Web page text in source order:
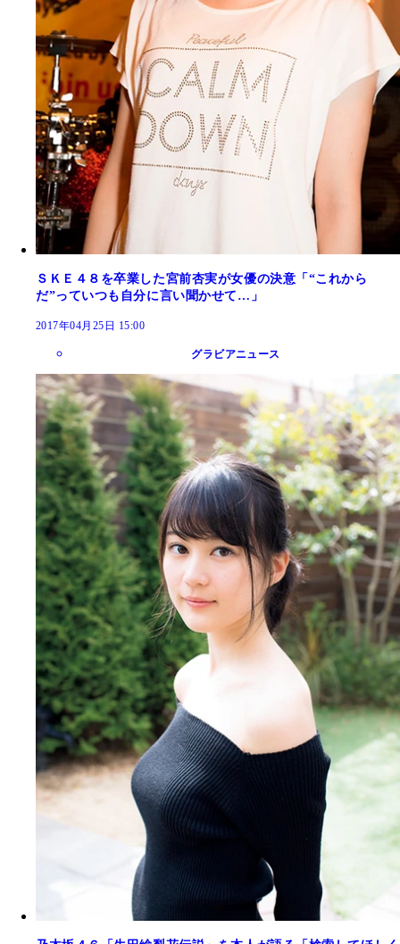
ＳＫＥ４８を卒業した宮前杏実が女優の決意「“これから
だ”っていつも自分に言い聞かせて…」
2017年04月25日 15:00
グラビアニュース